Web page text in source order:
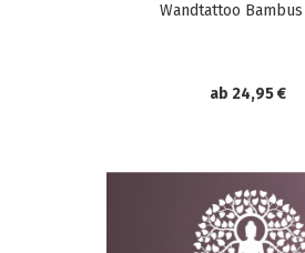
Wandtattoo
ab 24,95 €